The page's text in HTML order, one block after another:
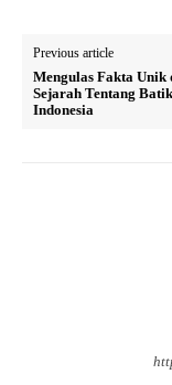
Previous article
Mengulas Fakta Unik
Sejarah Tentang Batik
Indonesia